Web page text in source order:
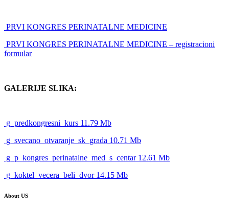
PRVI KONGRES PERINATALNE MEDICINE
PRVI KONGRES PERINATALNE MEDICINE – registracioni
formular
GALERIJE SLIKA:
g_predkongresni_kurs 11.79 Mb
g_svecano_otvaranje_sk_grada 10.71 Mb
g_p_kongres_perinatalne_med_s_centar 12.61 Mb
g_koktel_vecera_beli_dvor 14.15 Mb
About US